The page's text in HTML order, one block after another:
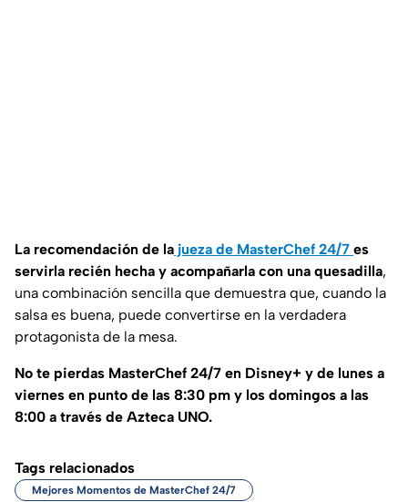
La recomendación de la jueza de MasterChef 24/7 es
servirla recién hecha y acompañarla con una quesadilla,
una combinación sencilla que demuestra que, cuando la
salsa es buena, puede convertirse en la verdadera
protagonista de la mesa.
No te pierdas MasterChef 24/7 en Disney+ y de lunes a
viernes en punto de las 8:30 pm y los domingos a las
8:00 a través de Azteca UNO.
Tags relacionados
Mejores Momentos de MasterChef 24/7